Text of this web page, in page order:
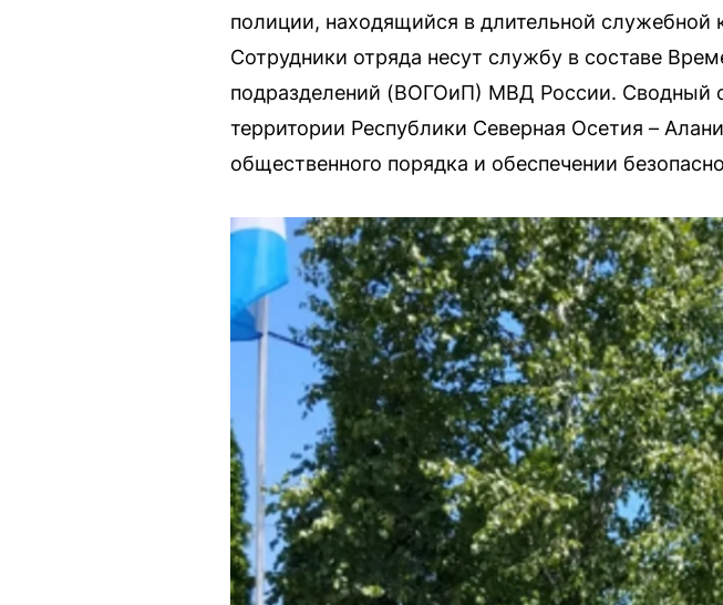
полиции, находящийся в длительной
Сотрудники отряда несут службу в составе
подразделений (ВОГОиП) МВД России. Сводный
территории Республики Северная Осетия –
общественного порядка и обеспечении